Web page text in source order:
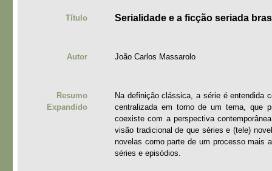
Título Serialidade e a ficção seriada
Autor João Carlos Massarolo
Resumo
Expandido
Na definição clássica, a série é entendida
centralizada em torno de um tema, que
coexiste com a perspectiva
visão tradicional de que séries e (tele)
novelas como parte de um processo mais
séries e episódios.